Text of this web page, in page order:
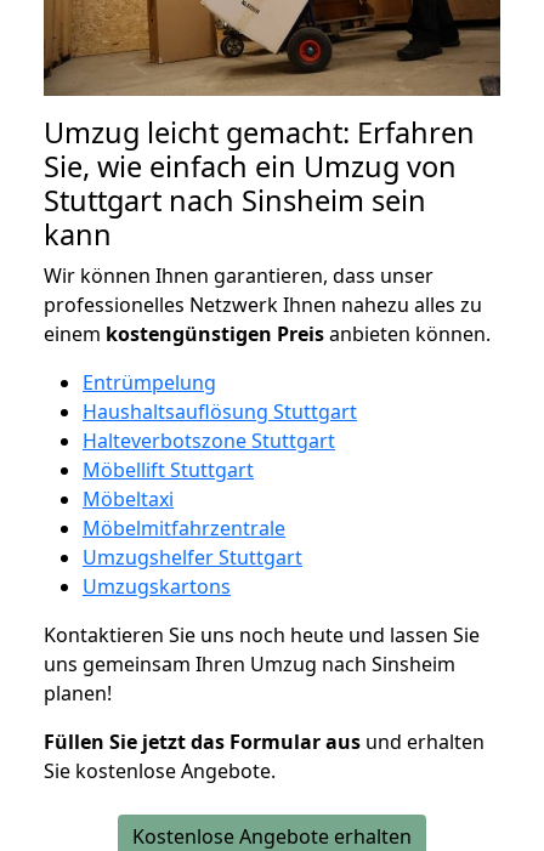
Umzug leicht gemacht: Erfahren
Sie, wie einfach ein Umzug von
Stuttgart nach Sinsheim sein
kann
Wir können Ihnen garantieren, dass unser
professionelles Netzwerk Ihnen nahezu alles zu
einem kostengünstigen Preisanbieten können.
Entrümpelung
Haushaltsauflösung Stuttgart
Halteverbotszone Stuttgart
Möbellift Stuttgart
Möbeltaxi
Möbelmitfahrzentrale
Umzugshelfer Stuttgart
Umzugskartons
Kontaktieren Sie uns noch heute und lassen Sie
uns gemeinsam Ihren Umzug nach Sinsheim
planen!
Füllen Sie jetzt das Formular aus und erhalten
Sie kostenlose Angebote.
Kostenlose Angebote erhalten